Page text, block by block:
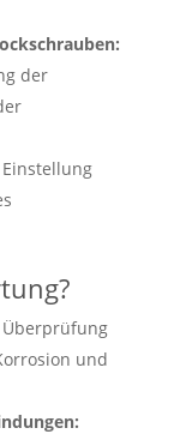
der
Einstellung
Überprüfung
und